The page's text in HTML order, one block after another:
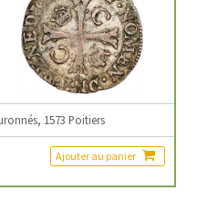
1573 Poitiers
Ajouter au panier